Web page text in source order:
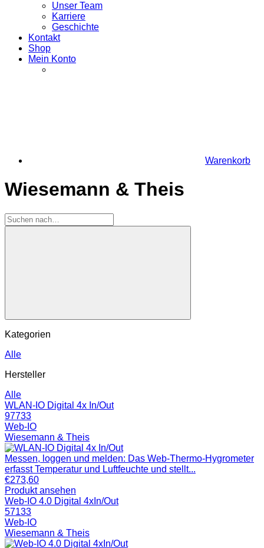
Unser Team
Karriere
Geschichte
Kontakt
Shop
Mein Konto
Warenkorb
Wiesemann & Theis
Kategorien
Alle
Hersteller
Alle
WLAN-IO Digital 4x In/Out
97733
Web-IO
Wiesemann & Theis
Messen, loggen und melden: Das Web-Thermo-Hygrometer
erfasst Temperatur und Luftfeuchte und stellt...
€273,60
Produkt ansehen
Web-IO 4.0 Digital 4xIn/Out
57133
Web-IO
Wiesemann & Theis